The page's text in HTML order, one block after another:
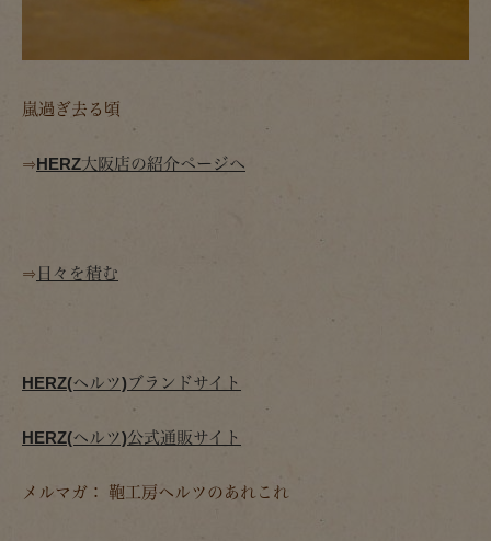
嵐過ぎ去る頃
⇒HERZ大阪店の紹介ページへ
⇒ 日々を積む
HERZ(ヘルツ)ブランドサイト
HERZ(ヘルツ)公式通販サイト
メルマガ： 鞄工房ヘルツのあれこれ